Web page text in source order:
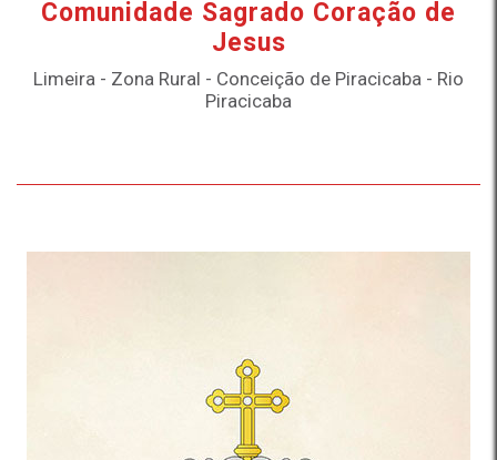
Comunidade Sagrado Coração de
Jesus
Limeira - Zona Rural - Conceição de Piracicaba - Rio
Piracicaba